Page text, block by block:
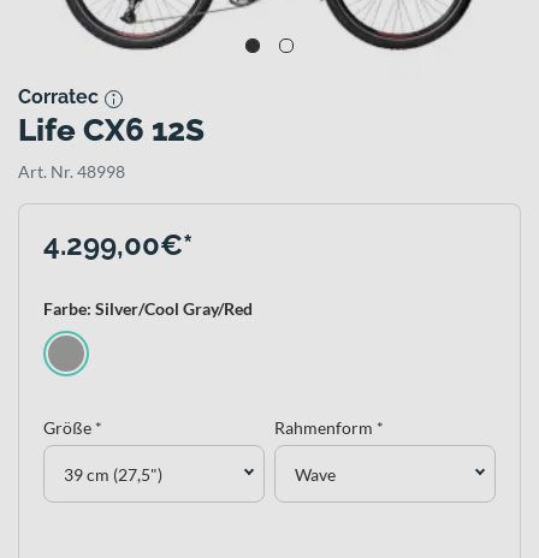
Corratec
Life CX6 12S
Art. Nr. 48998
4.299,00€*
Farbe: Silver/Cool Gray/Red
Größe *
39 cm (27,5")
Rahmenform *
Wave